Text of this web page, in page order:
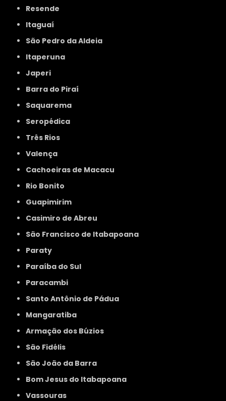
Resende
Itaguaí
São Pedro da Aldeia
Itaperuna
Japeri
Barra do Piraí
Saquarema
Seropédica
Três Rios
Valença
Cachoeiras de Macacu
Rio Bonito
Guapimirim
Casimiro de Abreu
São Francisco de Itabapoana
Paraty
Paraíba do Sul
Paracambi
Santo Antônio de Pádua
Mangaratiba
Armação dos Búzios
São Fidélis
São João da Barra
Bom Jesus do Itabapoana
Vassouras